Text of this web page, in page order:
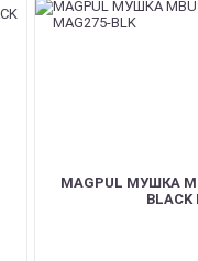
MAGPUL МУШКА
BLACK